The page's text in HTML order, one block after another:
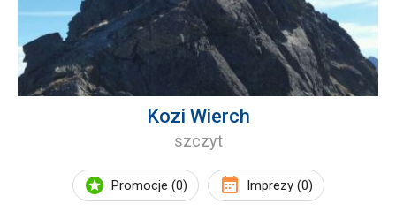
Kozi Wierch
szczyt
Promocje (0) Imprezy (0)